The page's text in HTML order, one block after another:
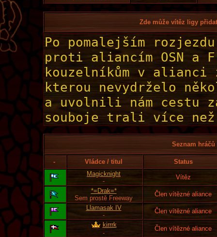
Zde může vítěz ligy
Seznam
- Vládce / titul
Status
Magicknight
-
Vítěz
*=Drak=*
Sem prostě Freeway
Člen vítězné aliance
Llamasak IV
-
Člen vítězné aliance
kirrrk
-
Člen vítězné aliance